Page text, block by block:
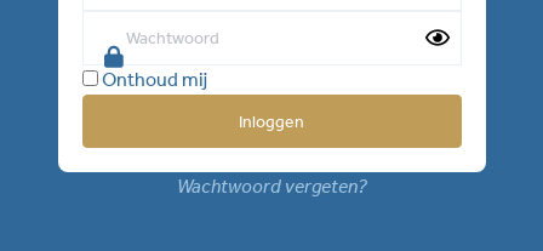
Onthoud mij
Wachtwoord vergeten?